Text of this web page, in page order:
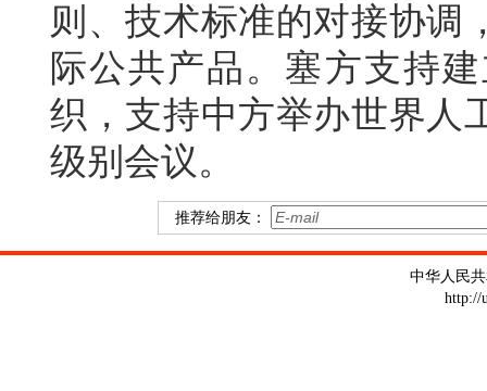
则、技术标准的对接协调
际公共产品。塞方支持
织，支持中方举办世界人
级别会议。
推荐给朋友：
中华人民
http://